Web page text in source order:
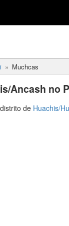
Muchcas
Ancash no
de Huachis/